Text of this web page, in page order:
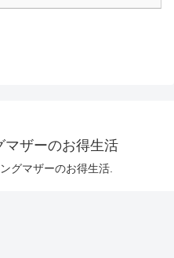
マザーのお得生活
グマザーのお得生活.